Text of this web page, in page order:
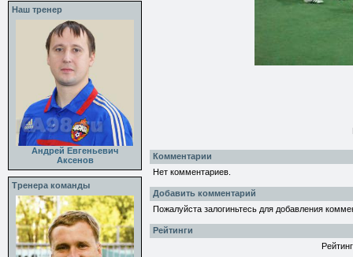
Наш тренер
Андрей Евгеньевич
Аксенов
Тренера команды
Комментарии
Нет комментариев.
Добавить комментарий
Пожалуйста залогиньтесь для добавления
Рейтинги